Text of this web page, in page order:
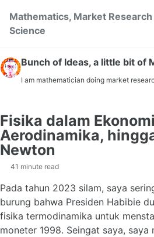
Mathematics, Market Research
Science
Bunch of Ideas, a little bit of
I am mathematician doing market
Fisika dalam
Aerodinamika,
Newton
41 minute read
Pada tahun 2023 silam, saya
burung bahwa Presiden Habibie
fisika termodinamika untuk
moneter 1998. Seingat saya,